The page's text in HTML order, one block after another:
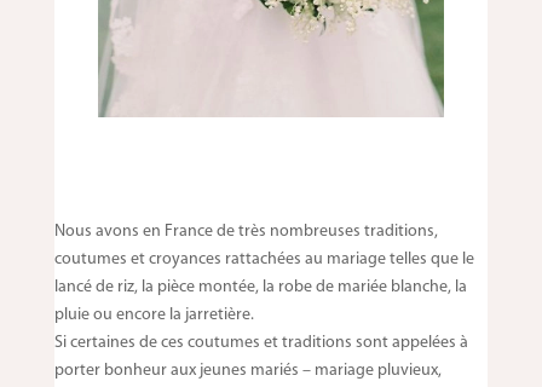
Nous avons en France de très nombreuses traditions,
coutumes et croyances rattachées au mariage telles que le
lancé de riz, la pièce montée, la robe de mariée blanche, la
pluie ou encore la jarretière.
Si certaines de ces coutumes et traditions sont appelées à
porter bonheur aux jeunes mariés – mariage pluvieux,